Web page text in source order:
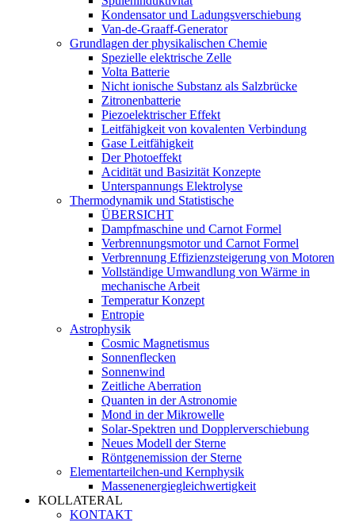
Kondensator und Ladungsverschiebung
Van-de-Graaff-Generator
Grundlagen der physikalischen Chemie
Spezielle elektrische Zelle
Volta Batterie
Nicht ionische Substanz als Salzbrücke
Zitronenbatterie
Piezoelektrischer Effekt
Leitfähigkeit von kovalenten Verbindung
Gase Leitfähigkeit
Der Photoeffekt
Acidität und Basizität Konzepte
Unterspannungs Elektrolyse
Thermodynamik und Statistische
ÜBERSICHT
Dampfmaschine und Carnot Formel
Verbrennungsmotor und Carnot Formel
Verbrennung Effizienzsteigerung von Motoren
Vollständige Umwandlung von Wärme in
mechanische Arbeit
Temperatur Konzept
Entropie
Astrophysik
Cosmic Magnetismus
Sonnenflecken
Sonnenwind
Zeitliche Aberration
Quanten in der Astronomie
Mond in der Mikrowelle
Solar-Spektren und Dopplerverschiebung
Neues Modell der Sterne
Röntgenemission der Sterne
Elementarteilchen-und Kernphysik
Massenenergiegleichwertigkeit
KOLLATERAL
KONTAKT